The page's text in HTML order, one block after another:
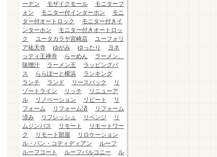
ーデン
モザイクモール
モニターフ
ォン
モニター付インターホン
モニ
ター付オートロック
モニター付きイ
ンターホン
モニター付きオートロッ
ク
ユータカラヤ宮崎店
ユーフォリ
ア祐天寺
ゆがみ ゆったり
ヨネ
ッティ王禅寺
らーめん
ラーメン、
味噌汁
ラーメン王
ラッピングバ
ス
ららぽーと横浜
ランキング
ランチ
ランド リースバック
リ
ゾートライン
リッチ
リニューア
ル
リノベーション リピート
リ
フォーム
リフォーム済
リフォーム
済み
リフレッシュ リベンジ
リ
ムジンバス
リモート
リモートワー
ク
リモート部屋
リロケーション
ル・パン・コティディアン
ルーフ
ルーフコート
ルーフバルコニー
ル